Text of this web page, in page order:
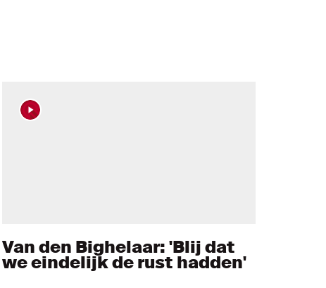
Van den Bighelaar: 'Blij dat
we eindelijk de rust hadden'